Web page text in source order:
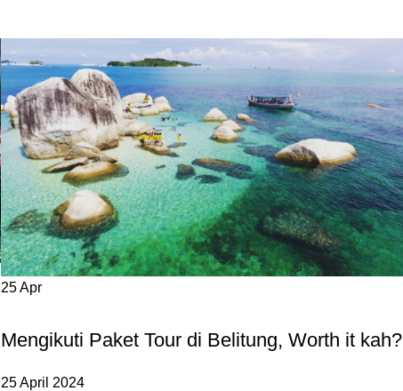
25Apr
Mengikuti Paket Tour di Belitung, Worth it kah?
25 April 2024